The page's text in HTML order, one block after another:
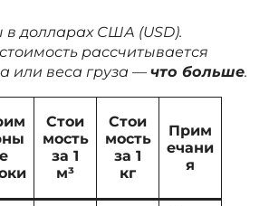
долларах США (USD).
рассчитывается
или веса груза — что больше.
е
Стои
мость
за 1
м³
Стои
мость
за 1
кг
Прим
ечани
я